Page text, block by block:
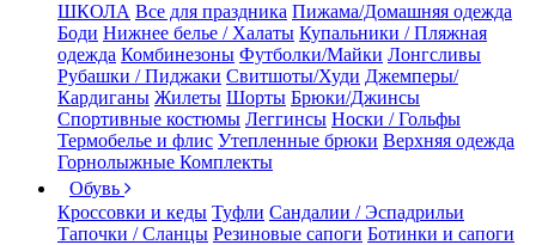
ШКОЛА Все для праздника Пижама/Домашняя одежда
Боди Нижнее белье / Халаты Купальники / Пляжная
одежда Комбинезоны Футболки/Майки Лонгсливы
Рубашки / Пиджаки Свитшоты/Худи Джемперы/
Кардиганы Жилеты Шорты Брюки/Джинсы
Спортивные костюмы Леггинсы Носки / Гольфы
Термобелье и флис Утепленные брюки Верхняя одежда
Горнолыжные Комплекты
Обувь
Кроссовки и кеды Туфли Сандалии / Эспадрильи
Тапочки / Сланцы Резиновые сапоги Ботинки и сапоги